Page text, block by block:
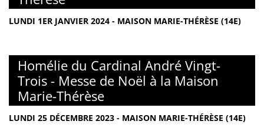
LUNDI 1ER JANVIER 2024 - MAISON MARIE-THÉRÈSE (14E)
Homélie du Cardinal André Vingt-
Trois - Messe de Noël à la Maison
Marie-Thérèse
LUNDI 25 DÉCEMBRE 2023 - MAISON MARIE-THÉRÈSE (14E)